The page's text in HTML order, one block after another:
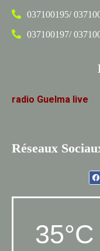
037100195/
037100197/
radio Guelma live
Réseaux
35°C